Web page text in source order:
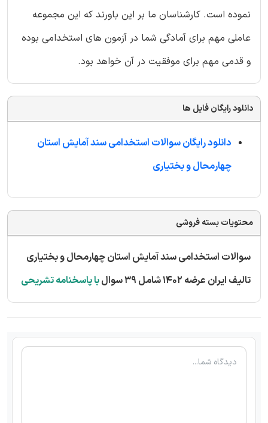
نموده است. کارشناسان ما بر این باورند که این مجموعه
عاملی مهم برای آمادگی شما در آزمون های استخدامی بوده
و قدمی مهم برای موفقیت در آن خواهد بود.
دانلود رایگان فایل ها
دانلود رایگان سوالات استخدامی سند آمایش استان
چهارمحال و بختیاری
محتویات بسته فروشی
سوالات استخدامی سند آمایش استان چهارمحال و بختیاری
تالیف ایران عرضه 1402 شامل 39 سوال
با پاسخنامه تشریحی